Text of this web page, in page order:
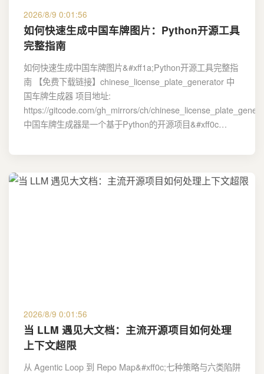
2026/8/9 0:01:56
如何快速生成中国车牌图片：Python开源工具
完整指南
如何快速生成中国车牌图片&#xff1a;Python开源工具完整指
南 【免费下载链接】chinese_license_plate_generator 中
国车牌生成器 项目地址:
https://gitcode.com/gh_mirrors/ch/
中国车牌生成器是一个基于Python的开源项目&#xff0c…
2026/8/9 0:01:56
当 LLM 遇见大文档：主流开源项目如何处理
上下文超限
从 Agentic Loop 到 Repo Map&#xff0c;七种策略与六类陷阱